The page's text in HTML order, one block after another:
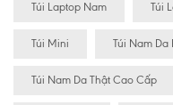
Túi Laptop Nam Túi
Túi Mini Túi Nam Da
Túi Nam Da Thật Cao Cấp